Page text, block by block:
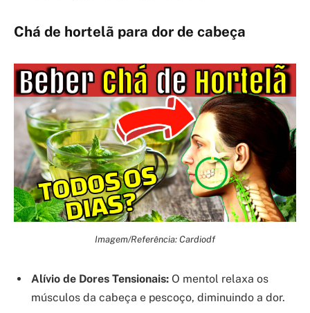
Chá de hortelã para dor de cabeça
Imagem/Referência: Cardiodf
Alívio de Dores Tensionais: O mentol relaxa os
músculos da cabeça e pescoço, diminuindo a dor.